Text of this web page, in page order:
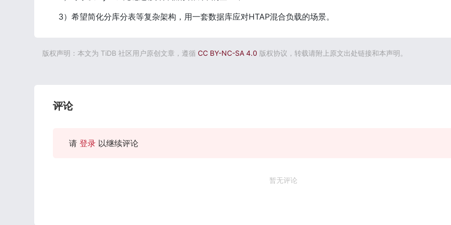
3）希望简化分库分表等复杂架构，用一套数据库应对HTAP混合负载的场景。
版权声明：本文为 TiDB 社区用户原创文章，遵循 CC BY-NC-SA 4.0 版权协议，转载请附上原文出处链接和本声明。
评论
请 登录 以继续评论
暂无评论